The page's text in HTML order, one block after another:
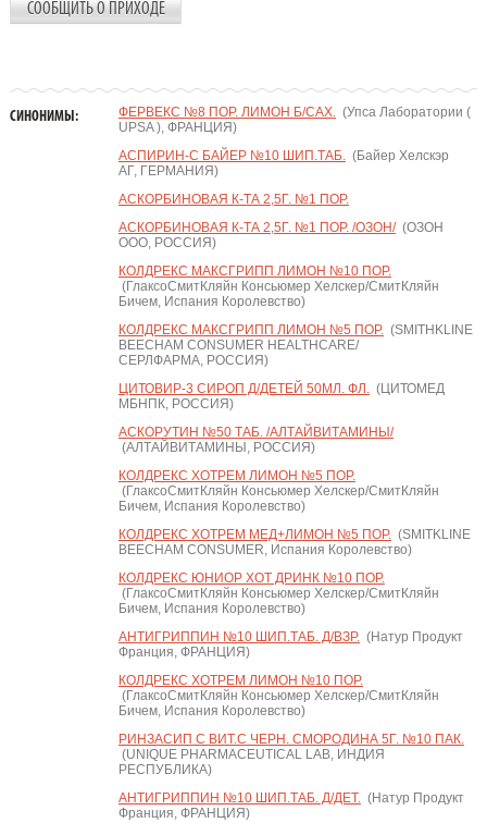
СООБЩИТЬ О ПРИХОДЕ
СИНОНИМЫ: ФЕРВЕКС №8 ПОР. ЛИМОН Б/САХ.(Упса Лаборатории (
UPSA ), ФРАНЦИЯ)
АСПИРИН-С БАЙЕР №10 ШИП.ТАБ.(Байер Хелскэр
АГ, ГЕРМАНИЯ)
АСКОРБИНОВАЯ К-ТА 2,5Г. №1 ПОР.
АСКОРБИНОВАЯ К-ТА 2,5Г. №1 ПОР. /ОЗОН/(ОЗОН
ООО, РОССИЯ)
КОЛДРЕКС МАКСГРИПП ЛИМОН №10 ПОР.
(ГлаксоСмитКляйн Консьюмер Хелскер/СмитКляйн
Бичем, Испания Королевство)
КОЛДРЕКС МАКСГРИПП ЛИМОН №5 ПОР.(SMITHKLINE
BEECHAM CONSUMER HEALTHCARE/
СЕРЛФАРМА, РОССИЯ)
ЦИТОВИР-3 СИРОП Д/ДЕТЕЙ 50МЛ. ФЛ.(ЦИТОМЕД
МБНПК, РОССИЯ)
АСКОРУТИН №50 ТАБ. /АЛТАЙВИТАМИНЫ/
(АЛТАЙВИТАМИНЫ, РОССИЯ)
КОЛДРЕКС ХОТРЕМ ЛИМОН №5 ПОР.
(ГлаксоСмитКляйн Консьюмер Хелскер/СмитКляйн
Бичем, Испания Королевство)
КОЛДРЕКС ХОТРЕМ МЕД+ЛИМОН №5 ПОР.(SMITKLINE
BEECHAM CONSUMER, Испания Королевство)
КОЛДРЕКС ЮНИОР ХОТ ДРИНК №10 ПОР.
(ГлаксоСмитКляйн Консьюмер Хелскер/СмитКляйн
Бичем, Испания Королевство)
АНТИГРИППИН №10 ШИП.ТАБ. Д/ВЗР.(Натур Продукт
Франция, ФРАНЦИЯ)
КОЛДРЕКС ХОТРЕМ ЛИМОН №10 ПОР.
(ГлаксоСмитКляйн Консьюмер Хелскер/СмитКляйн
Бичем, Испания Королевство)
РИНЗАСИП С ВИТ.С ЧЕРН. СМОРОДИНА 5Г. №10 ПАК.
(UNIQUE PHARMACEUTICAL LAB, ИНДИЯ
РЕСПУБЛИКА)
АНТИГРИППИН №10 ШИП.ТАБ. Д/ДЕТ.(Натур Продукт
Франция, ФРАНЦИЯ)